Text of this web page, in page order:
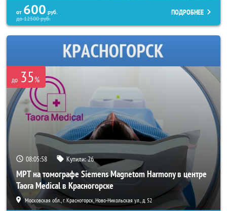
от 600 руб.
до12500руб.
ПОДРОБНЕЕ
до 35%
08:05:55 Купили:26
МРТ на томографе Siemens Magnetom Harmony в центре
Taora Medical в Красногорске
Московская обл., г. Красногорск, Ново-Никольская ул., д. 52